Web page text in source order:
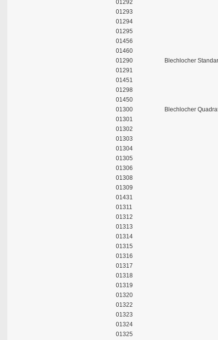
01292
01293
01294
01295
01456
01460
01290
Blechlocher
01291
01451
01298
01450
01300
Blechlocher
01301
01302
01303
01304
01305
01306
01308
01309
01431
01311
01312
01313
01314
01315
01316
01317
01318
01319
01320
01322
01323
01324
01325